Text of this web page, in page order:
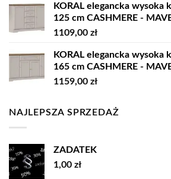
KORAL elegancka wysoka
125 cm CASHMERE -
1109,00 zł
KORAL elegancka wysoka
165 cm CASHMERE -
1159,00 zł
NAJLEPSZA SPRZEDAŻ
ZADATEK
1,00 zł